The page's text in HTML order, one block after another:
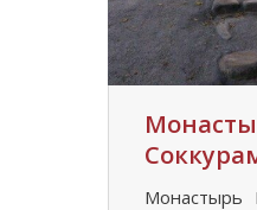
Монастырь